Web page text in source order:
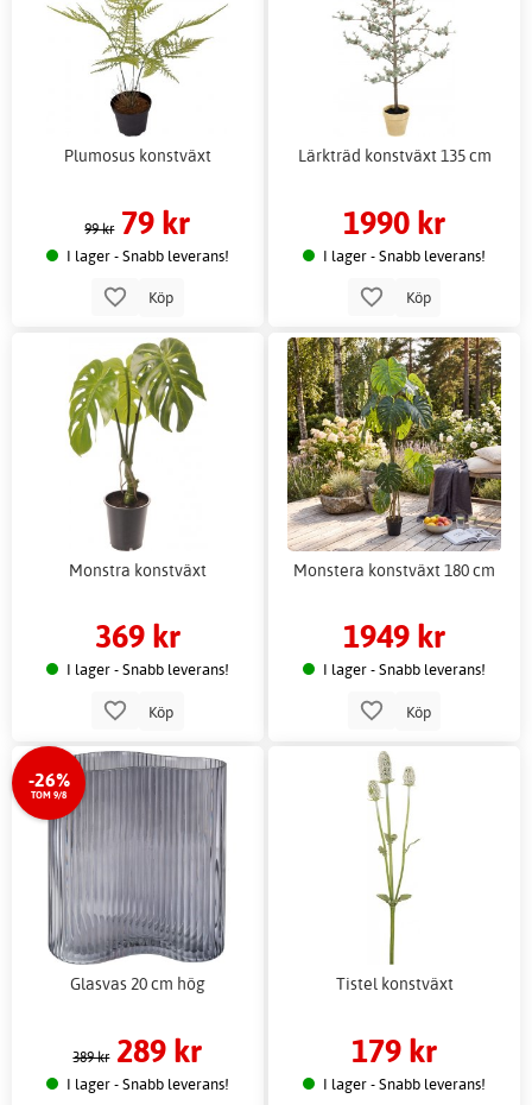
Plumosus konstväxt
99 kr 79 kr
I lager - Snabb leverans!
Köp
Lärkträd konstväxt 135 cm
1990 kr
I lager - Snabb leverans!
Köp
Monstra konstväxt
369 kr
I lager - Snabb leverans!
Köp
Monstera konstväxt 180 cm
1949 kr
I lager - Snabb leverans!
Köp
-26%
TOM 9/8
Glasvas 20 cm hög
389 kr 289 kr
I lager - Snabb leverans!
Tistel konstväxt
179 kr
I lager - Snabb leverans!